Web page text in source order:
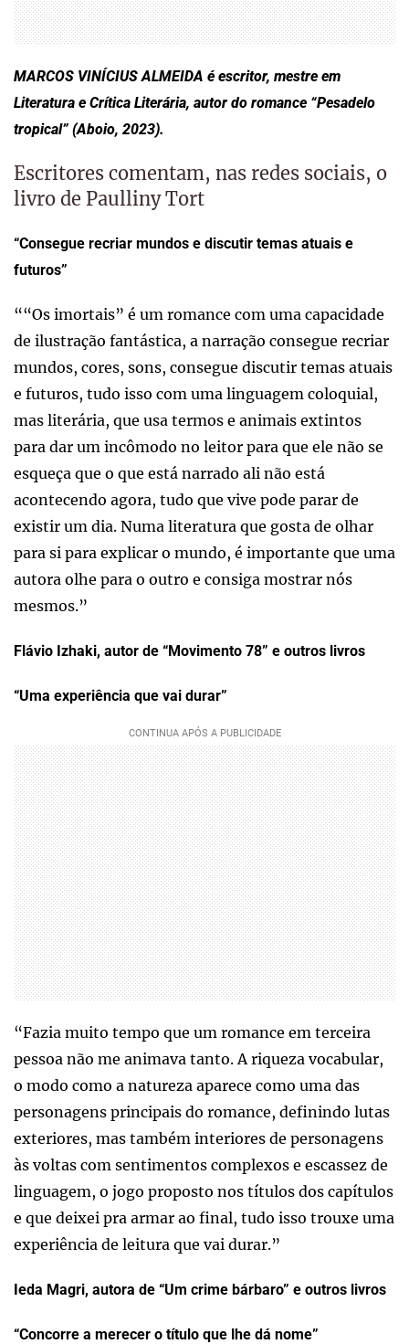
MARCOS VINÍCIUS ALMEIDA é escritor, mestre em
Literatura e Crítica Literária, autor do romance “Pesadelo
tropical” (Aboio, 2023).
Escritores comentam, nas redes sociais, o
livro de Paulliny Tort
“Consegue recriar mundos e discutir temas atuais e
futuros”
““Os imortais” é um romance com uma capacidade
de ilustração fantástica, a narração consegue recriar
mundos, cores, sons, consegue discutir temas atuais
e futuros, tudo isso com uma linguagem coloquial,
mas literária, que usa termos e animais extintos
para dar um incômodo no leitor para que ele não se
esqueça que o que está narrado ali não está
acontecendo agora, tudo que vive pode parar de
existir um dia. Numa literatura que gosta de olhar
para si para explicar o mundo, é importante que uma
autora olhe para o outro e consiga mostrar nós
mesmos.”
Flávio Izhaki, autor de “Movimento 78” e outros livros
“Uma experiência que vai durar”
“Fazia muito tempo que um romance em terceira
pessoa não me animava tanto. A riqueza vocabular,
o modo como a natureza aparece como uma das
personagens principais do romance, definindo lutas
exteriores, mas também interiores de personagens
às voltas com sentimentos complexos e escassez de
linguagem, o jogo proposto nos títulos dos capítulos
e que deixei pra armar ao final, tudo isso trouxe uma
experiência de leitura que vai durar.”
Ieda Magri, autora de “Um crime bárbaro” e outros livros
“Concorre a merecer o título que lhe dá nome”